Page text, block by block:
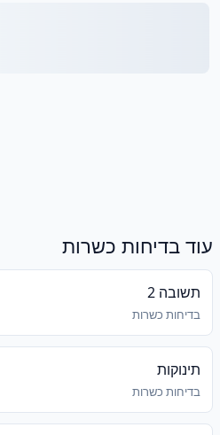
עוד בדיחות כשרות
תשובה 2
בדיחות כשרות
תינוקות
בדיחות כשרות